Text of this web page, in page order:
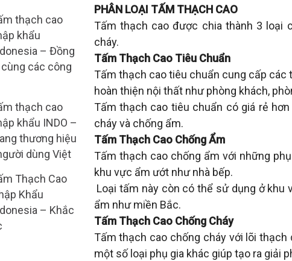
thạch cao
khẩu
– Đồng
các công
thạch cao
khẩu INDO –
thương hiệu
dùng Việt
Thạch Cao
Khẩu
– Khắc
PHÂN LOẠI TẤM THẠCH CAO
Tấm thạch cao được chia thành 3 loại
cháy.
Tấm Thạch Cao Tiêu Chuẩn
Tấm thạch cao tiêu chuẩn cung cấp các
hoàn thiện nội thất như phòng khách,
Tấm thạch cao tiêu chuẩn có giá rẻ
cháy và chống ẩm.
Tấm Thạch Cao Chống Ẩm
Tấm thạch cao chống ẩm với những
khu vực ẩm ướt như nhà bếp.
Loại tấm này còn có thể sử dụng ở
ẩm như miền Bắc.
Tấm Thạch Cao Chống Cháy
Tấm thạch cao chống cháy với lõi
một số loại phụ gia khác giúp tạo ra giải